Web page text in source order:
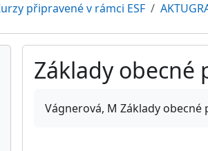
připravené v rámci ESF
Základy
Vágnerová, M Základy